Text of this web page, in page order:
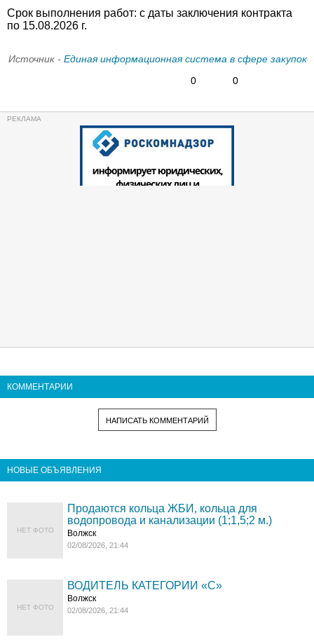
Срок выполнения работ: с даты заключения контракта
по 15.08.2026 г.
Источник - Единая информационная система в сфере закупок
0
0
КОММЕНТАРИИ
НАПИСАТЬ КОММЕНТАРИЙ
НОВЫЕ ОБЪЯВЛЕНИЯ
НЕТ ФОТО
Продаются кольца ЖБИ, кольца для
водопровода и канализации (1;1,5;2 м.)
Волжск
02/08/2026, 21:44
НЕТ ФОТО
ВОДИТЕЛЬ КАТЕГОРИИ «C»
Волжск
02/08/2026, 21:44